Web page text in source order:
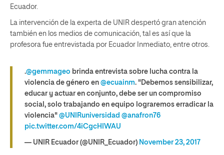
Ecuador.
La intervención de la experta de UNIR despertó gran atención
también en los medios de comunicación, tal es así que la
profesora fue entrevistada por Ecuador Inmediato, entre otros.
.@gemmageo brinda entrevista sobre lucha contra la
violencia de género en @ecuainm. "Debemos sensibilizar,
educar y actuar en conjunto, debe ser un compromiso
social, solo trabajando en equipo lograremos erradicar la
violencia" @UNIRuniversidad @anafron76
pic.twitter.com/4iCgcHIWAU
— UNIR Ecuador (@UNIR_Ecuador) November 23, 2017